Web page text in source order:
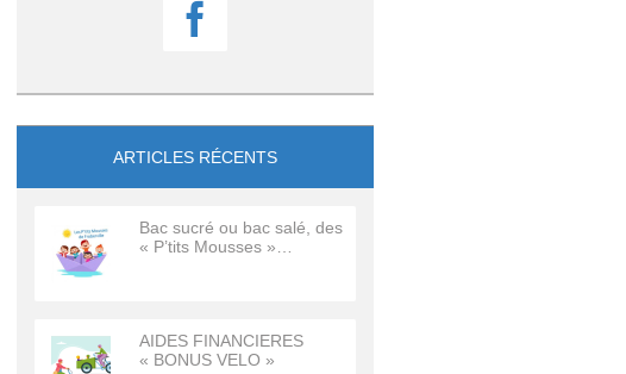

ARTICLES RÉCENTS
Bac sucré ou bac salé, des
« P’tits Mousses »…
AIDES FINANCIERES
« BONUS VELO »